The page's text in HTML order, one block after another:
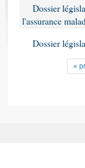
Baromètre de
Questions
Comptes
Dossier
l'assurance
Dossier
«